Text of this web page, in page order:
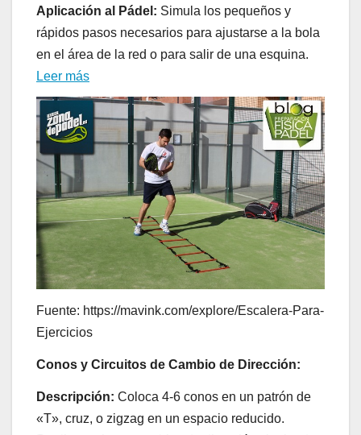
Aplicación al Pádel: Simula los pequeños y
rápidos pasos necesarios para ajustarse a la bola
en el área de la red o para salir de una esquina.
Leer más
Fuente: https://mavink.com/explore/Escalera-Para-
Ejercicios
Conos y Circuitos de Cambio de Dirección:
Descripción: Coloca 4-6 conos en un patrón de
«T», cruz, o zigzag en un espacio reducido.